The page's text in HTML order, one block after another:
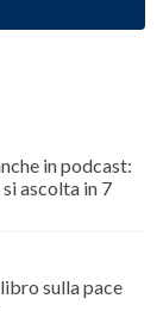
in podcast:
si ascolta in 7
sulla pace